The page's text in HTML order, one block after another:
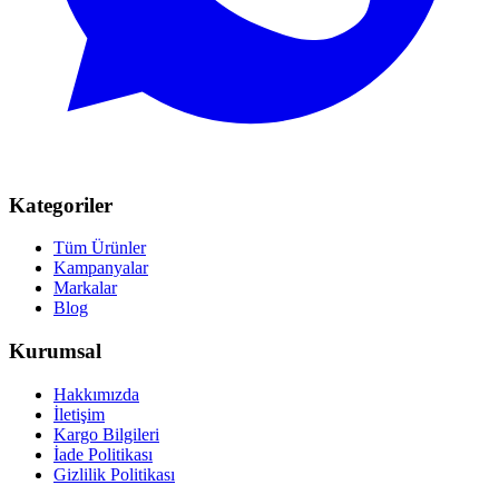
Kategoriler
Tüm Ürünler
Kampanyalar
Markalar
Blog
Kurumsal
Hakkımızda
İletişim
Kargo Bilgileri
İade Politikası
Gizlilik Politikası